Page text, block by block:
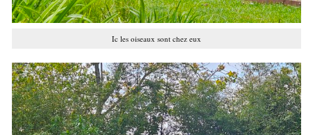
Ic les oiseaux sont chez eux